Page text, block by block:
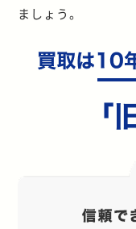
ましょう。